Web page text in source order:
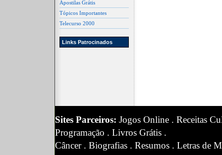
Apostilas Grátis
Tópicos Importantes
Telecurso 2000
Links Patrocinados
Sites Parceiros: Jogos Online . Receitas
Programação . Livros Grátis .
Câncer. Biografias . Resumos . Letras de